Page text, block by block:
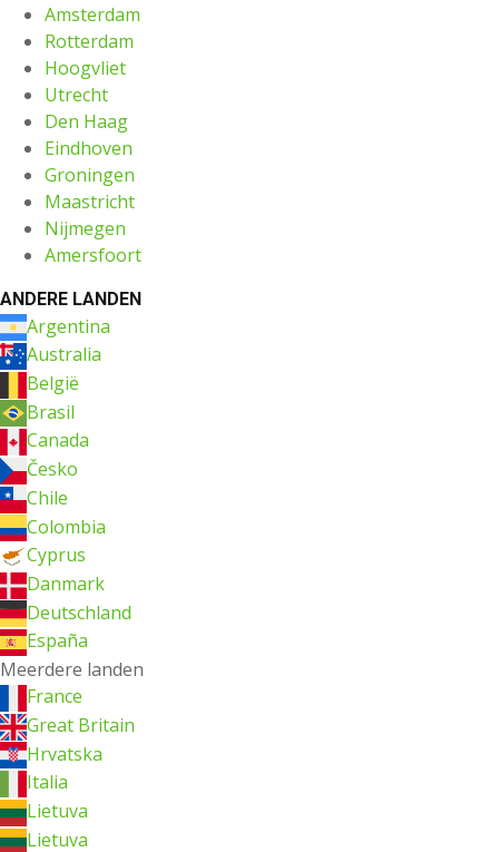
Amsterdam
Rotterdam
Hoogvliet
Utrecht
Den Haag
Eindhoven
Groningen
Maastricht
Nijmegen
Amersfoort
ANDERE LANDEN
Argentina
Australia
België
Brasil
Canada
Česko
Chile
Colombia
Cyprus
Danmark
Deutschland
España
Meerdere landen
France
Great Britain
Hrvatska
Italia
Lietuva
Lietuva